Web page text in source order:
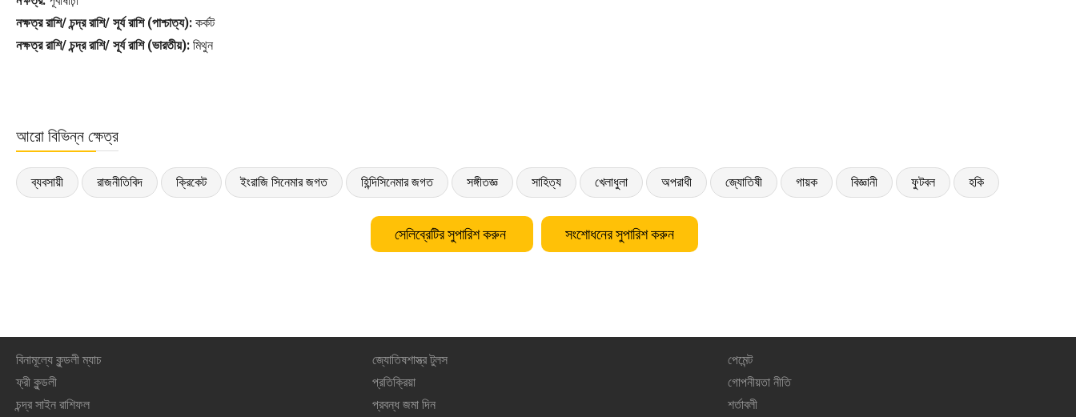
নক্ষত্র রাশি/ চন্দ্র রাশি/ সূর্য রাশি (পাশ্চাত্য): কর্কট
নক্ষত্র রাশি/ চন্দ্র রাশি/ সূর্য রাশি (ভারতীয়): মিথুন
আরো বিভিন্ন ক্ষেত্র
ব্যবসায়ী রাজনীতিবিদ ক্রিকেট ইংরাজি সিনেমার জগত হিন্দিসিনেমার জগত সঙ্গীতজ্ঞ সাহিত্য খেলাধুলা অপরাধী জ্যোতিষী গায়ক বিজ্ঞানী ফুটবল হকি
সেলিব্রেটির সুপারিশ করুন সংশোধনের সুপারিশ করুন
বিনামূল্যে কুন্ডলী ম্যাচ
ফ্রী কুন্ডলী
চন্দ্র সাইন রাশিফল
জ্যোতিষশাস্ত্র টুলস
প্রতিক্রিয়া
প্রবন্ধ জমা দিন
পেমেন্ট
গোপনীয়তা নীতি
শর্তাবলী